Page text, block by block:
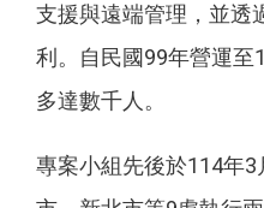
支援與遠端管理，並透
利。自民國99年營運至
多達數千人。
專案小組先後於114年